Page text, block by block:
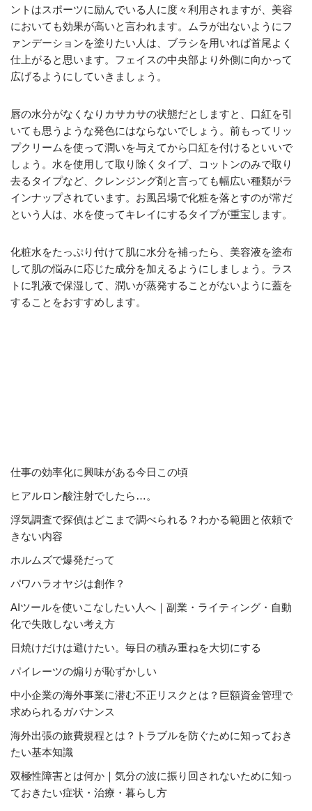
ントはスポーツに励んでいる人に度々利用されますが、美容
においても効果が高いと言われます。ムラが出ないようにフ
ァンデーションを塗りたい人は、ブラシを用いれば首尾よく
仕上がると思います。フェイスの中央部より外側に向かって
広げるようにしていきましょう。
唇の水分がなくなりカサカサの状態だとしますと、口紅を引
いても思うような発色にはならないでしょう。前もってリッ
プクリームを使って潤いを与えてから口紅を付けるといいで
しょう。水を使用して取り除くタイプ、コットンのみで取り
去るタイプなど、クレンジング剤と言っても幅広い種類がラ
インナップされています。お風呂場で化粧を落とすのが常だ
という人は、水を使ってキレイにするタイプが重宝します。
化粧水をたっぷり付けて肌に水分を補ったら、美容液を塗布
して肌の悩みに応じた成分を加えるようにしましょう。ラス
トに乳液で保湿して、潤いが蒸発することがないように蓋を
することをおすすめします。
仕事の効率化に興味がある今日この頃
ヒアルロン酸注射でしたら…。
浮気調査で探偵はどこまで調べられる？わかる範囲と依頼で
きない内容
ホルムズで爆発だって
パワハラオヤジは創作？
AIツールを使いこなしたい人へ｜副業・ライティング・自動
化で失敗しない考え方
日焼けだけは避けたい。毎日の積み重ねを大切にする
パイレーツの煽りが恥ずかしい
中小企業の海外事業に潜む不正リスクとは？巨額資金管理で
求められるガバナンス
海外出張の旅費規程とは？トラブルを防ぐために知っておき
たい基本知識
双極性障害とは何か｜気分の波に振り回されないために知っ
ておきたい症状・治療・暮らし方